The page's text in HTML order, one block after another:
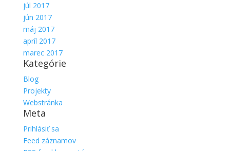
júl 2017
jún 2017
máj 2017
apríl 2017
marec 2017
Kategórie
Blog
Projekty
Webstránka
Meta
Prihlásiť sa
Feed záznamov